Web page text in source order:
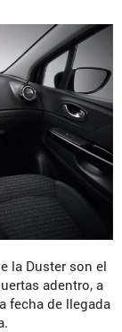
la Duster son el
adentro, a
fecha de llegada